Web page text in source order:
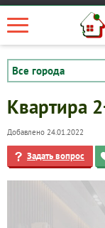
Квартира
Добавлено 24.01.2022
Задать вопрос